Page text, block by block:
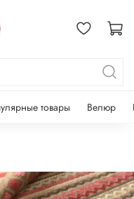
товары Велюр